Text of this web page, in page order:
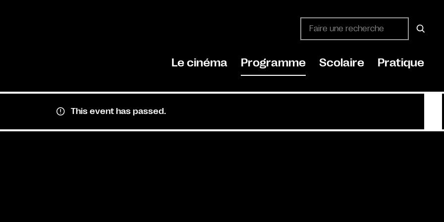
Le cinéma Programme Scolaire Pratique
This event has passed.